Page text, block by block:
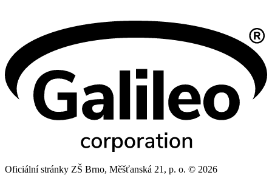
Oficiální stránky ZŠ Brno, Měšťanská 21, p. o. © 2026